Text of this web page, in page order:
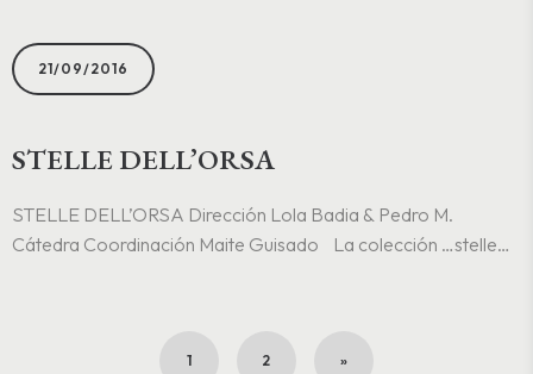
PLAZA, Noticias de una pequeña biblioteca VI. Literatura
popular..
21/09/2016
STELLE DELL’ORSA
STELLE DELL’ORSA Dirección Lola Badia & Pedro M.
Cátedra Coordinación Maite Guisado La colección …stelle
1 2 »